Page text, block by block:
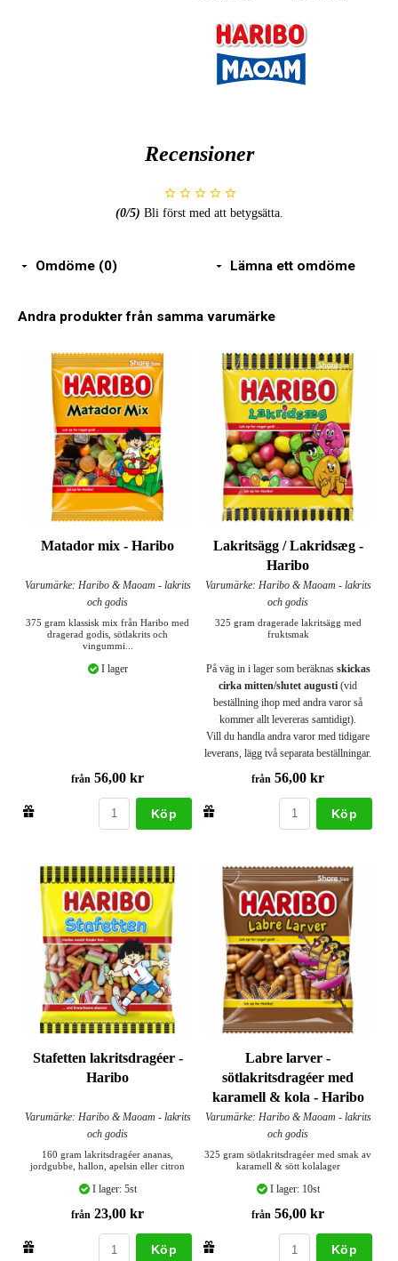
Recensioner
(0/5) Bli först med att betygsätta.
Omdöme (0) Lämna ett omdöme
Andra produkter från samma varumärke
Matador mix - Haribo
Varumärke: Haribo & Maoam - lakrits
och godis
375 gram klassisk mix från Haribo med
dragerad godis, sötlakrits och
vingummi...
I lager
från 56,00 kr
Köp
Lakritsägg / Lakridsæg -
Haribo
Varumärke: Haribo & Maoam - lakrits
och godis
325 gram dragerade lakritsägg med
fruktsmak
På väg in i lager som beräknas skickas
cirka mitten/slutet augusti (vid
beställning ihop med andra varor så
kommer allt levereras samtidigt).
Vill du handla andra varor med tidigare
leverans, lägg två separata beställningar.
från 56,00 kr
Köp
Stafetten lakritsdragéer -
Haribo
Varumärke: Haribo & Maoam - lakrits
och godis
160 gram lakritsdragéer ananas,
jordgubbe, hallon, apelsin eller citron
I lager: 5st
från 23,00 kr
Köp
Labre larver -
sötlakritsdragéer med
karamell & kola - Haribo
Varumärke: Haribo & Maoam - lakrits
och godis
325 gram sötlakritsdragéer med smak av
karamell & sött kolalager
I lager: 10st
från 56,00 kr
Köp